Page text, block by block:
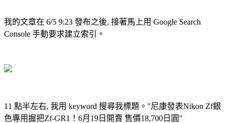
我的文章在 6/5 9:23 發布之後, 接著馬上用 Google Search
Console 手動要求建立索引。
11 點半左右, 我用 keyword 搜尋我標題。"尼康發表Nikon Zf銀
色專用握把Zf-GR1！6月19日開賣 售價18,700日圓"